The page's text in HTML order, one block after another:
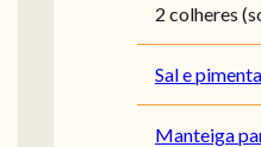
2 colheres
Sal e
Manteiga